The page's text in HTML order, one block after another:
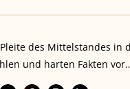
des Mittelstandes in
und harten Fakten